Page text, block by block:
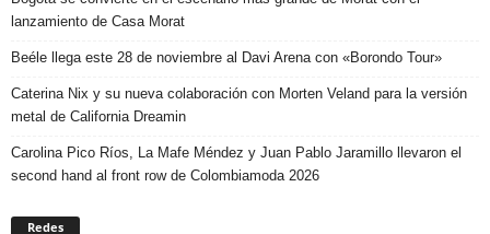
lanzamiento de Casa Morat
Beéle llega este 28 de noviembre al Davi Arena con «Borondo Tour»
Caterina Nix y su nueva colaboración con Morten Veland para la versión
metal de California Dreamin
Carolina Pico Ríos, La Mafe Méndez y Juan Pablo Jaramillo llevaron el
second hand al front row de Colombiamoda 2026
Redes